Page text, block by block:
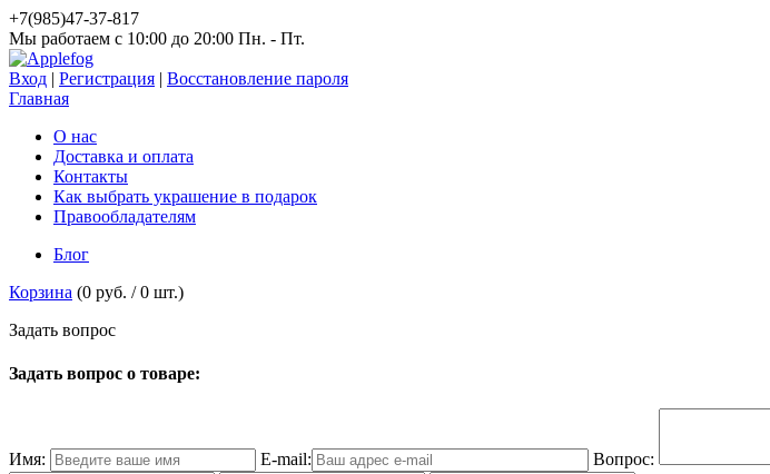
+7(985)47-37-817
Мы работаем c 10:00 до 20:00 Пн. - Пт.
Вход | Регистрация | Восстановление пароля
Главная
О нас
Доставка и оплата
Контакты
Как выбрать украшение в подарок
Правообладателям
Блог
Корзина (0 руб. /0 шт.)
Задать вопрос
Задать вопрос о товаре:
Имя: E-mail: Вопрос: